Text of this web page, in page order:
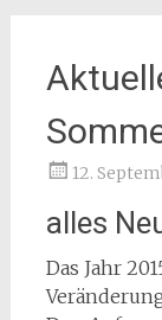
12.
alles
Das Jahr